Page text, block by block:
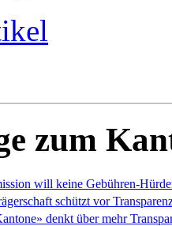
zum
will keine Gebühren-
schützt vor
denkt über mehr